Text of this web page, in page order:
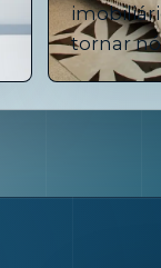
tornar